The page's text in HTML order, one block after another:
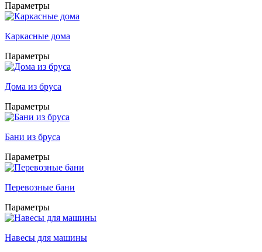
Параметры
Каркасные дома
Параметры
Дома из бруса
Параметры
Бани из бруса
Параметры
Перевозные бани
Параметры
Навесы для машины